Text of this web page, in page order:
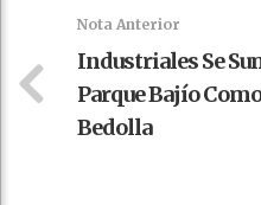
Nota Anterior
Industriales Se
Parque Bajío
Bedolla